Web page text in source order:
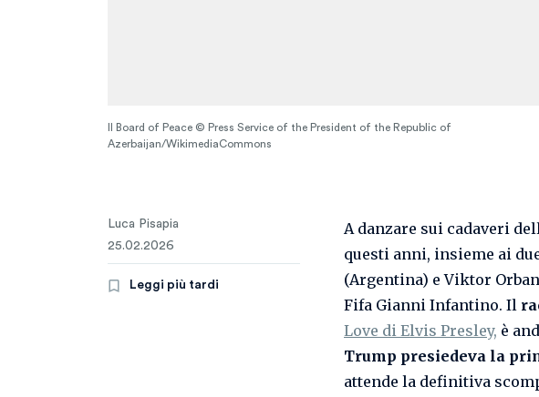
Il Board of Peace © Press Service of the President of the Republic of
Azerbaijan/WikimediaCommons
Luca Pisapia
25.02.2026
Leggi più tardi
A danzare sui cadaveri
questi anni, insieme ai
(Argentina) e Viktor
Fifa Gianni Infantino. Il
Love di Elvis Presley, è
Trump presiedeva la
attende la definitiva